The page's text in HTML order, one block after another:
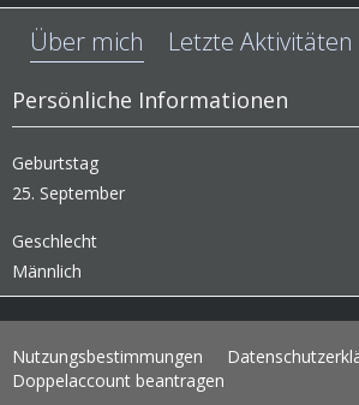
Über mich Letzte Aktivitäten
Persönliche Informationen
Geburtstag
25. September
Geschlecht
Männlich
Nutzungsbestimmungen
Doppelaccount beantragen